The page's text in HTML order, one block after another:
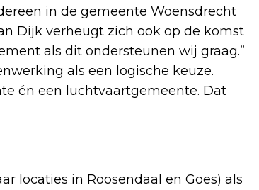
in de gemeente Woensdrecht
Dijk verheugt zich ook op de komst
als dit ondersteunen wij graag.”
als een logische keuze.
én een luchtvaartgemeente. Dat
locaties in Roosendaal en Goes) als